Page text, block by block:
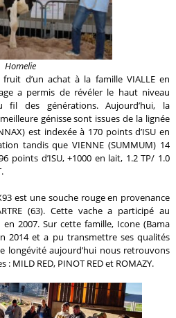
Homelie
d’un achat à la famille VIALLE en
a permis de révéler le haut niveau
fil des générations. Aujourd’hui, la
génisse sont issues de la lignée
est indexée à 170 points d’ISU en
tandis que VIENNE (SUMMUM) 14
points d’ISU, +1000 en lait, 1.2 TP/ 1.0
est une souche rouge en provenance
(63). Cette vache a participé au
2007. Sur cette famille, Icone (Bama
2014 et a pu transmettre ses qualités
longévité aujourd’hui nous retrouvons
MILD RED, PINOT RED et ROMAZY.